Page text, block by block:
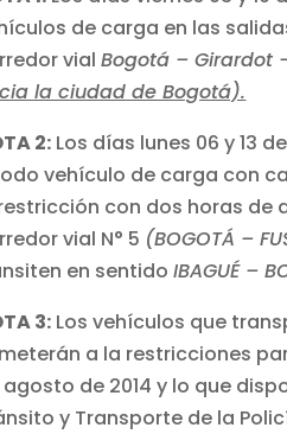
de carga en las
vialBogotá – Girardot
la ciudad de Bogotá).
2: Los días lunes 06 y 13
vehículo de carga con
con dos horas de
vial N° 5 (BOGOTÁ –
en sentidoIBAGUÉ –
3: Los vehículos que
a la restricciones
agosto de 2014 y lo que
y Transporte de la